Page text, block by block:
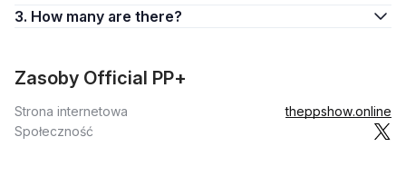
3. How many are there?
Zasoby Official PP+
Strona internetowa
theppshow.online
Społeczność